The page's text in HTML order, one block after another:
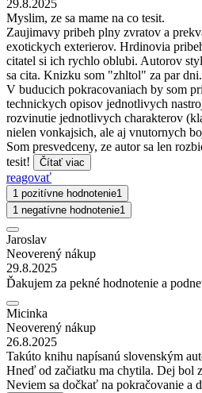
29.8.2025
Myslim, ze sa mame na co tesit.
Zaujimavy pribeh plny zvratov a
exotickych exterierov. Hrdinovia
citatel si ich rychlo oblubi. Autorov
sa cita. Knizku som "zhltol" za par dni.
V buducich pokracovaniach by som
technickych opisov jednotlivych
rozvinutie jednotlivych charakterov
nielen vonkajsich, ale aj vnutornych
Som presvedceny, ze autor sa len
tesit!
Čítať viac
reagovať
1 pozitívne hodnotenie1
1 negatívne hodnotenie1
Jaroslav
Neoverený nákup
29.8.2025
Ďakujem za pekné hodnotenie a
Micinka
Neoverený nákup
26.8.2025
Takúto knihu napísanú slovenským
Hneď od začiatku ma chytila. Dej bol
Neviem sa dočkať na pokračovanie a